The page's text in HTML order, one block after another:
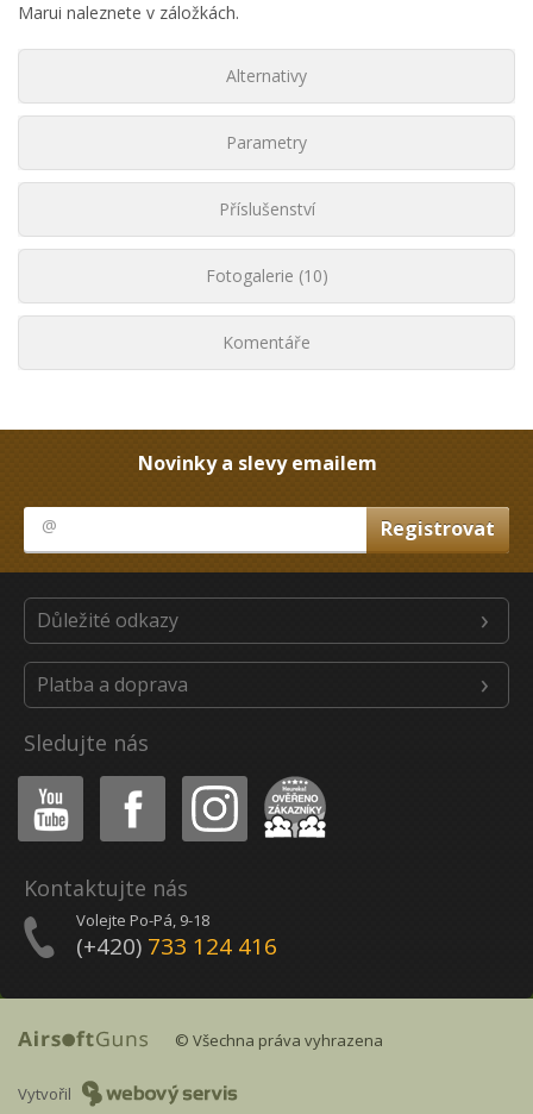
Marui naleznete v záložkách.
Alternativy
Parametry
Příslušenství
Fotogalerie (10)
Komentáře
Novinky a slevy emailem
Důležité odkazy
Platba a doprava
Sledujte nás
Youtube Facebook Instagram Heureka
Kontaktujte nás
Volejte Po-Pá, 9-18
(+420) 733 124 416
© Všechna práva vyhrazena
Vytvořil